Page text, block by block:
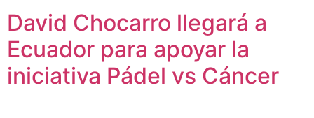
David Chocarro llegará a
Ecuador para apoyar la
iniciativa Pádel vs Cáncer